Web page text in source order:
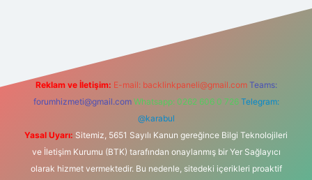
Reklam ve İletişim: E-mail: backlinkpaneli@gmail.com Teams:
forumhizmeti@gmail.com Whatsapp: 0262 606 0 726 Telegram:
@karabul
Yasal Uyarı: Sitemiz, 5651 Sayılı Kanun gereğince Bilgi Teknolojileri
ve İletişim Kurumu (BTK) tarafından onaylanmış bir Yer Sağlayıcı
olarak hizmet vermektedir. Bu nedenle, sitedeki içerikleri proaktif